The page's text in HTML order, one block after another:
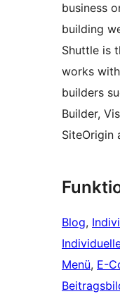
business
building
Shuttle is
works
builders
Builder,
SiteOrigin
Blog,
Menü, E-